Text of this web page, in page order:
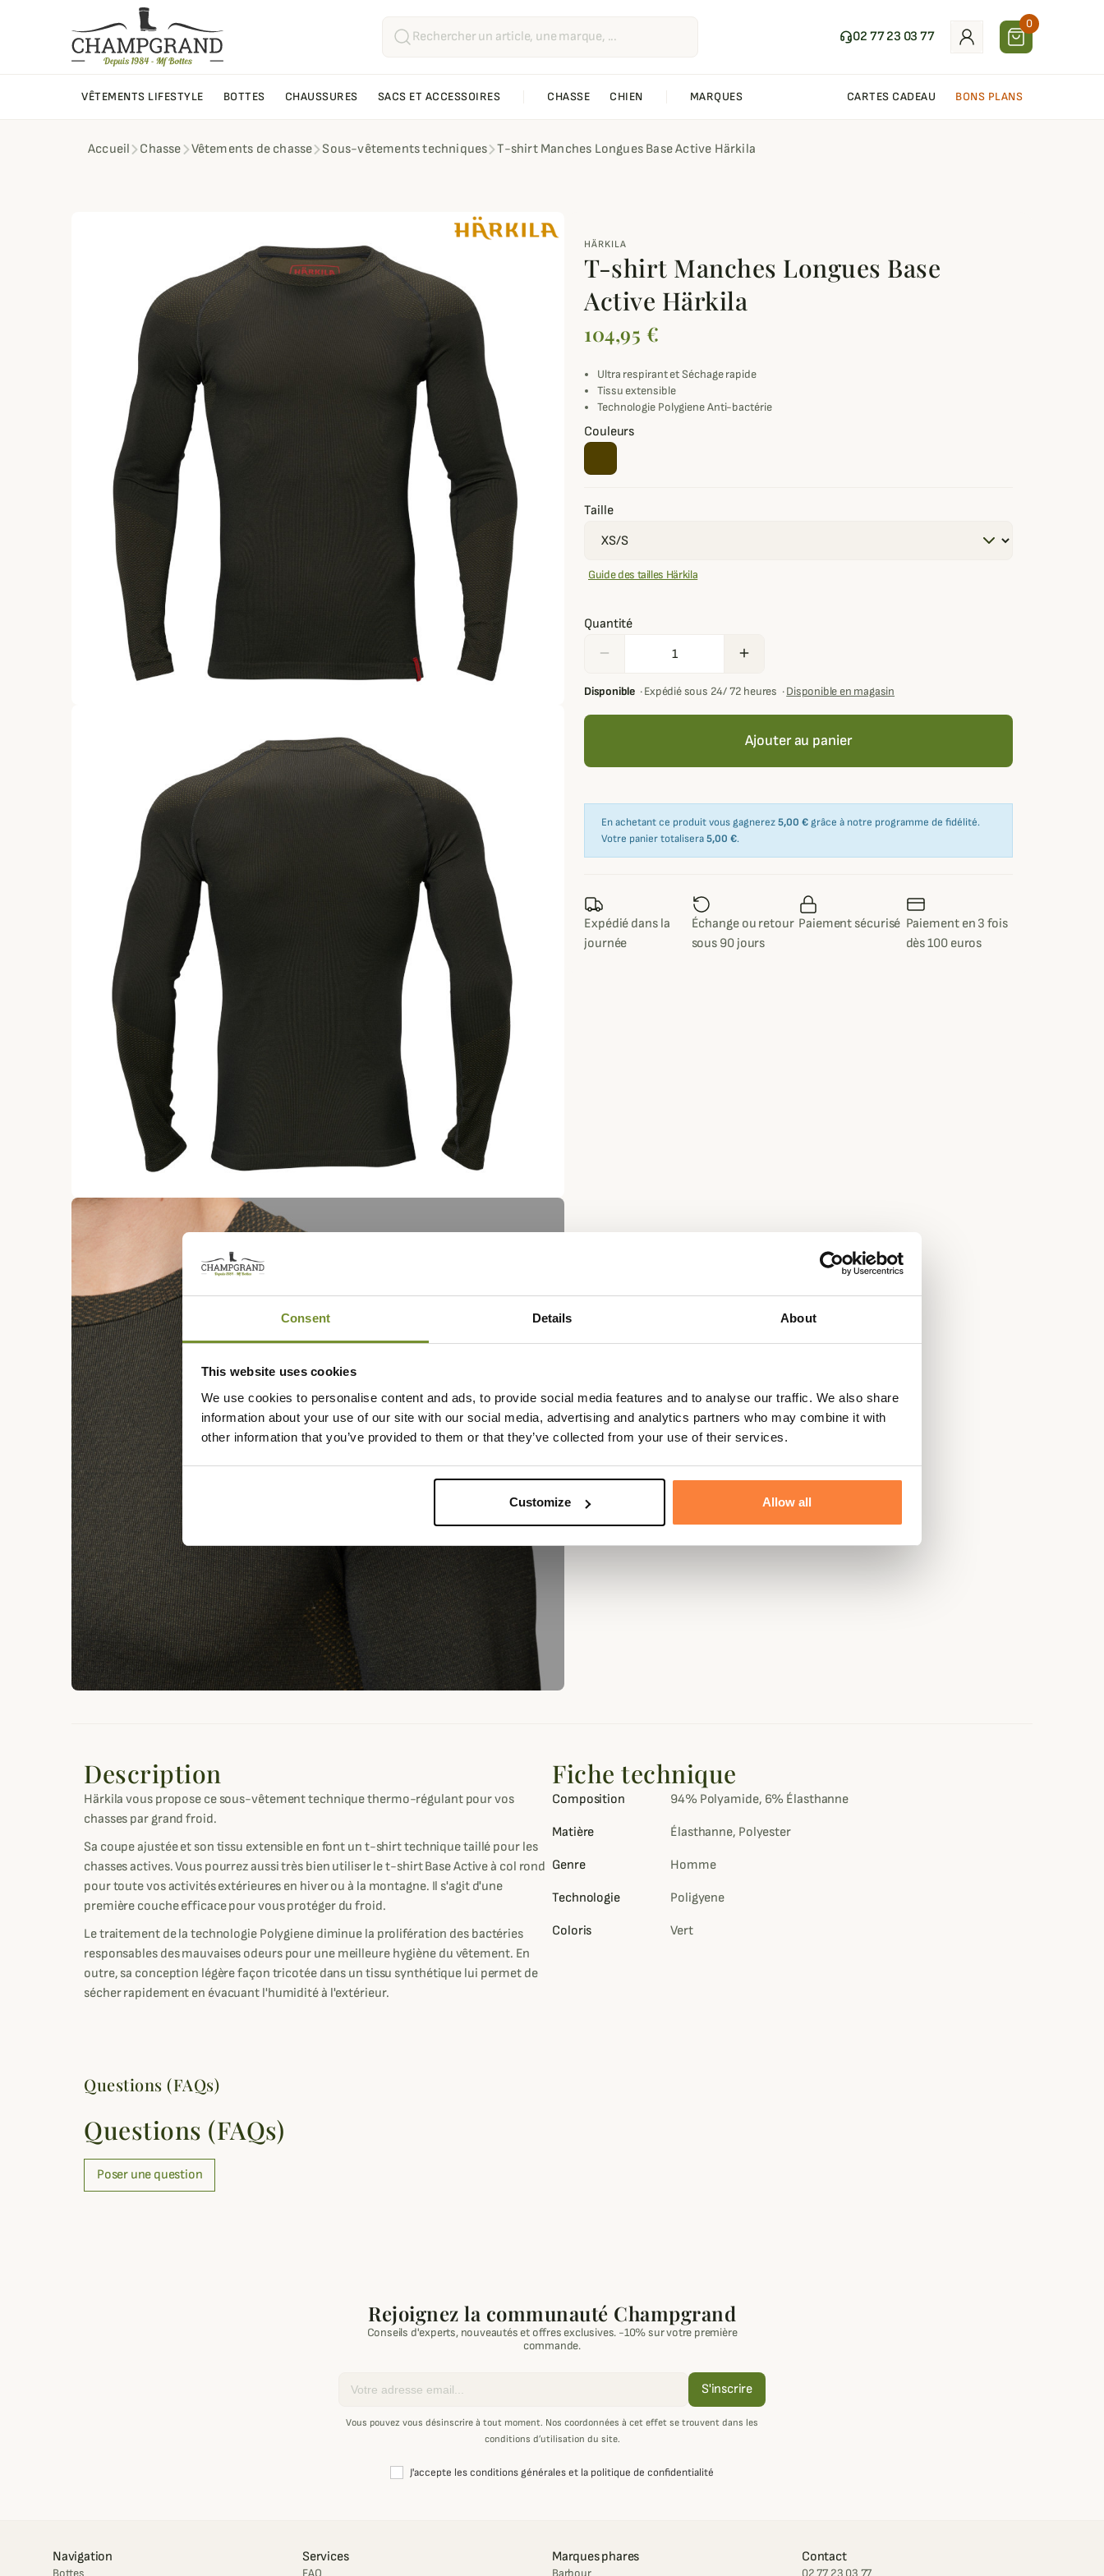
Consent Details About
This website uses cookies
We use cookies to personalise content and ads, to provide social media features and to analyse our traffic. We also share
information about your use of our site with our social media, advertising and analytics partners who may combine it with
other information that you’ve provided to them or that they’ve collected from your use of their services.
Customize Allow all
02 77 23 03 77
0
VÊTEMENTS LIFESTYLE BOTTES CHAUSSURES SACS ET ACCESSOIRES CHASSE CHIEN MARQUES CARTES CADEAU BONS PLANS
Accueil Chasse Vêtements de chasse Sous-vêtements techniques T-shirt Manches Longues Base Active Härkila
HÄRKILA
T-shirt Manches Longues Base
Active Härkila
104,95 €
Ultra respirant et Séchage rapide
Tissu extensible
Technologie Polygiene Anti-bactérie
Couleurs
Taille
Guide des tailles Härkila
Quantité
remove add
Disponible ·Expédié sous 24/ 72 heures ·Disponible en magasin
Ajouter au panier
En achetant ce produit vous gagnerez5,00 € grâce à notre programme de fidélité.
Votre panier totalisera5,00 €.
Expédié dans la
journée
Échange ou retour
sous 90 jours
Paiement sécurisé Paiement en 3 fois
dès 100 euros
Description
Härkila vous propose ce sous-vêtement technique thermo-régulant pour vos
chasses par grand froid.
Sa coupe ajustée et son tissu extensible en font un t-shirt technique taillé pour les
chasses actives. Vous pourrez aussi très bien utiliser le t-shirt Base Active à col rond
pour toute vos activités extérieures en hiver ou à la montagne. Il s'agit d'une
première couche efficace pour vous protéger du froid.
Le traitement de la technologie Polygiene diminue la prolifération des bactéries
responsables des mauvaises odeurs pour une meilleure hygiène du vêtement. En
outre, sa conception légère façon tricotée dans un tissu synthétique lui permet de
sécher rapidement en évacuant l'humidité à l'extérieur.
Fiche technique
Composition 94% Polyamide, 6% Élasthanne
Matière Élasthanne, Polyester
Genre Homme
Technologie Poligyene
Coloris Vert
Questions (FAQs)
Questions (FAQs)
Poser une question
Rejoignez la communauté Champgrand
Conseils d'experts, nouveautés et offres exclusives. -10% sur votre première
commande.
S'inscrire
Vous pouvez vous désinscrire à tout moment. Nos coordonnées à cet effet se trouvent dans les
conditions d’utilisation du site.
J'accepte les conditions générales et la politique de confidentialité
Navigation
Bottes
Services
FAQ
Marques phares
Barbour
Contact
02 77 23 03 77